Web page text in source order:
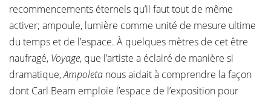
recommencements éternels qu’il faut tout de même
activer; ampoule, lumière comme unité de mesure ultime
du temps et de l’espace. À quelques mètres de cet être
naufragé, Voyage, que l’artiste a éclairé de manière si
dramatique,Ampoleta nous aidait à comprendre la façon
dont Carl Beam emploie l’espace de l’exposition pour